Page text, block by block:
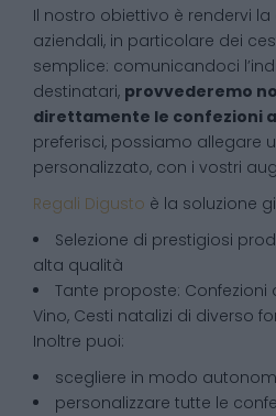
Il nostro obiettivo è rendervi
aziendali, in particolare dei
semplice: comunicandoci
destinatari, provvederemo
direttamente le confezioni
preferisci, possiamo allegare
personalizzato, con i vostri
Regali Digusto è la soluzione
Selezione di prestigiosi
alta qualità
Tante proposte: Confezioni
Vino, Cesti natalizi di diverso
Inoltre puoi:
scegliere in modo
personalizzare tutte le